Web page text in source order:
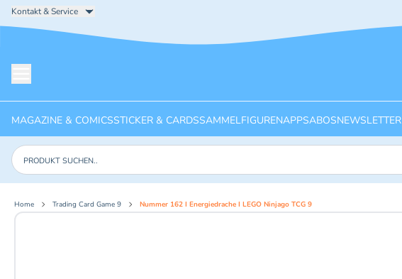
Kontakt & Service
MAGAZINE & COMICSSTICKER & CARDSSAMMELFIGURENAPPSABOSNEWSLETTER
Produkte suchen
Home Trading Card Game 9 Nummer 162 I Energiedrache I LEGO Ninjago TCG 9